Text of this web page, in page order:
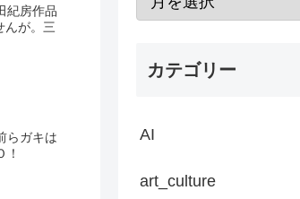
紀房作品
んが。三
らガキは
カテゴリー
AI
art_culture